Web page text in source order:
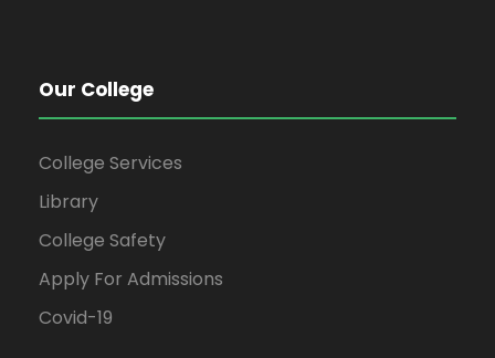
Our College
College Services
Library
College Safety
Apply For Admissions
Covid-19